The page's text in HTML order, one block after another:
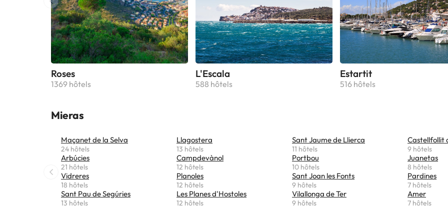
Roses
1369 hôtels
L'Escala
588 hôtels
Estartit
516 hôtels
Mieras
Maçanet de la Selva
24 hôtels
Arbúcies
21 hôtels
Vidreres
18 hôtels
Sant Pau de Segúries
13 hôtels
Llagostera
13 hôtels
Campdevànol
12 hôtels
Planoles
12 hôtels
Les Planes d'Hostoles
12 hôtels
Sant Jaume de Llierca
11 hôtels
Portbou
10 hôtels
Sant Joan les Fonts
9 hôtels
Vilallonga de Ter
9 hôtels
Castellfollit
9 hôtels
Juanetas
8 hôtels
Pardines
7 hôtels
Amer
7 hôtels